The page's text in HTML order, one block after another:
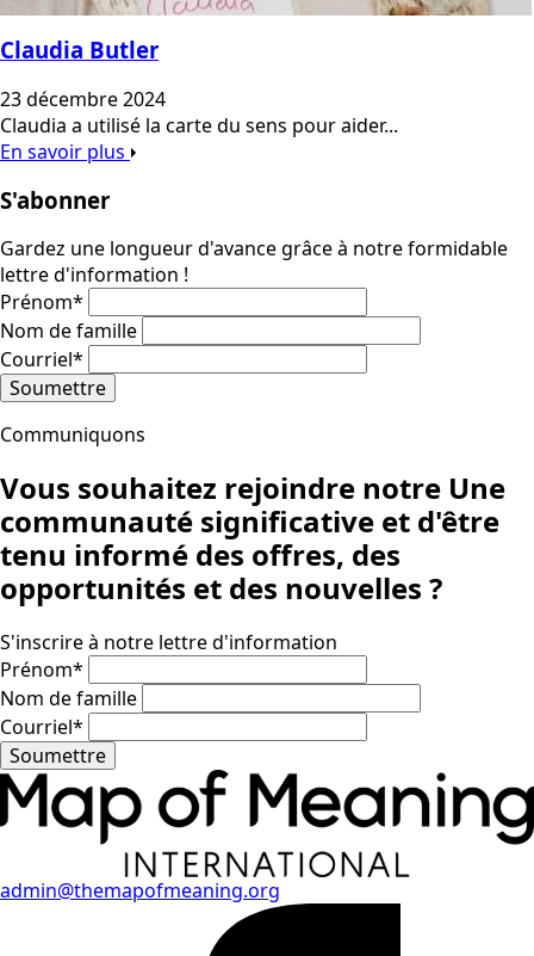
Claudia Butler
23 décembre 2024
Claudia a utilisé la carte du sens pour aider...
En savoir plus
S'abonner
Gardez une longueur d'avance grâce à notre formidable
lettre d'information !
Prénom*
Nom de famille
Courriel*
Soumettre
Communiquons
Vous souhaitez rejoindre notre Une
communauté significative et d'être
tenu informé des offres, des
opportunités et des nouvelles ?
S'inscrire à notre lettre d'information
Prénom*
Nom de famille
Courriel*
Soumettre
admin@themapofmeaning.org